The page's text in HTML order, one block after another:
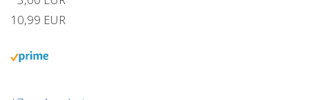
10,99 EUR